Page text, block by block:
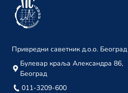
22. децембар
Привредни саветник ТВ 201
Привредни саветник ТВ 200
08. децембар
Привредни саветник ТВ 199
Привредни саветник д.о.о. Београд
Булевар краља Александра 86,
Београд
011-3209-600